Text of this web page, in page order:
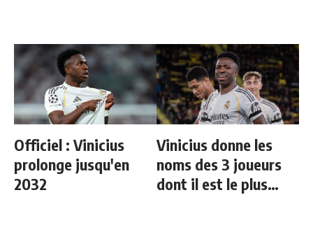
Officiel : Vinicius
prolonge jusqu'en
2032
Vinicius donne les
noms des 3 joueurs
dont il est le plus